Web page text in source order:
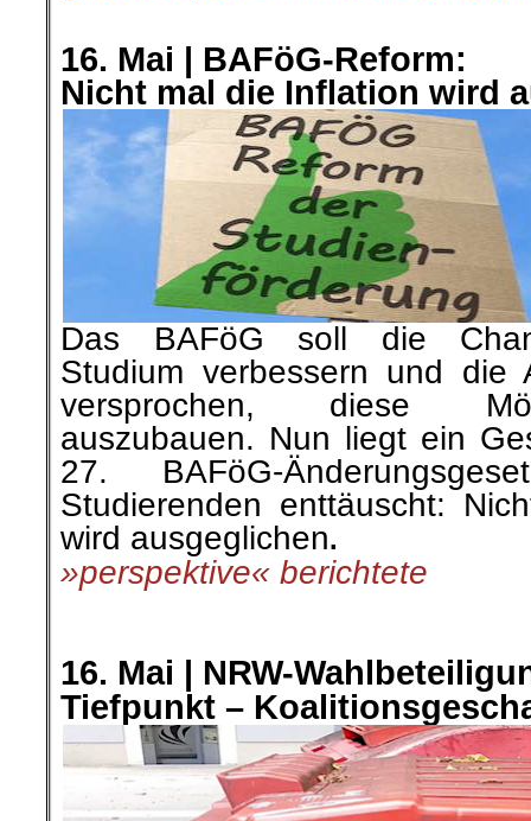
16. Mai | BAFöG-Reform:
Nicht mal die Inflation wird
Das BAFöG soll die
Studium verbessern und die
versprochen, diese
auszubauen. Nun liegt ein
27. BAFöG-
Studierenden enttäuscht:
wird ausgeglichen.
»perspektive« berichtete
16. Mai | NRW-
Tiefpunkt –